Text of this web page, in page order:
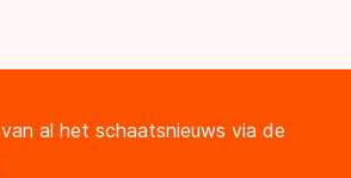
al het schaatsnieuws via de